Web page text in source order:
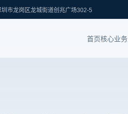
圳市龙岗区龙城街道创兆广场302-5
首页核心业务